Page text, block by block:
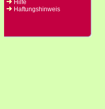
Hilfe
Haftungshinweis